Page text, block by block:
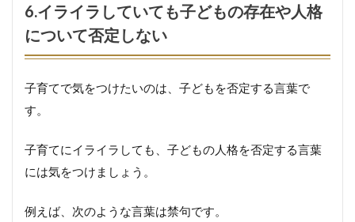
6.イライラしていても子どもの存在や人格
について否定しない
子育てで気をつけたいのは、子どもを否定する言葉で
す。
子育てにイライラしても、子どもの人格を否定する言葉
には気をつけましょう。
例えば、次のような言葉は禁句です。